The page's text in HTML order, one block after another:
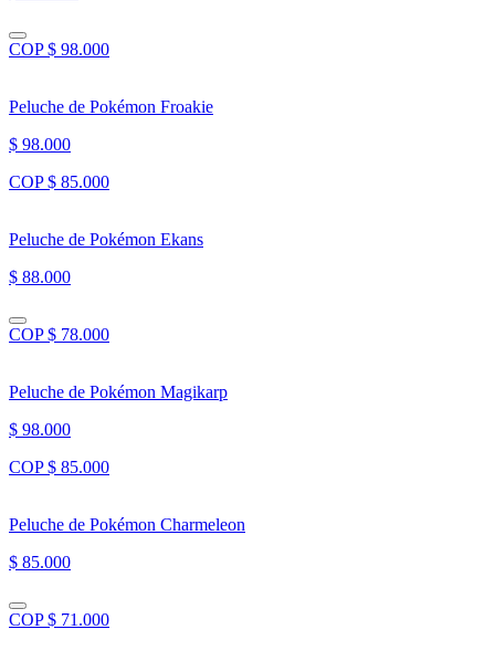
COP $ 98.000
Peluche de Pokémon Froakie
$ 98.000
COP $ 85.000
Peluche de Pokémon Ekans
$ 88.000
COP $ 78.000
Peluche de Pokémon Magikarp
$ 98.000
COP $ 85.000
Peluche de Pokémon Charmeleon
$ 85.000
COP $ 71.000